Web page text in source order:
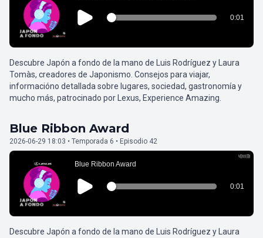
Descubre Japón a fondo de la mano de Luis Rodríguez y Laura
Tomàs, creadores de Japonismo. Consejos para viajar,
informacióno detallada sobre lugares, sociedad, gastronomía y
mucho más, patrocinado por Lexus, Experience Amazing.
Blue Ribbon Award
2026-06-29 18:03 • Temporada 6 • Episodio 42
Descubre Japón a fondo de la mano de Luis Rodríguez y Laura